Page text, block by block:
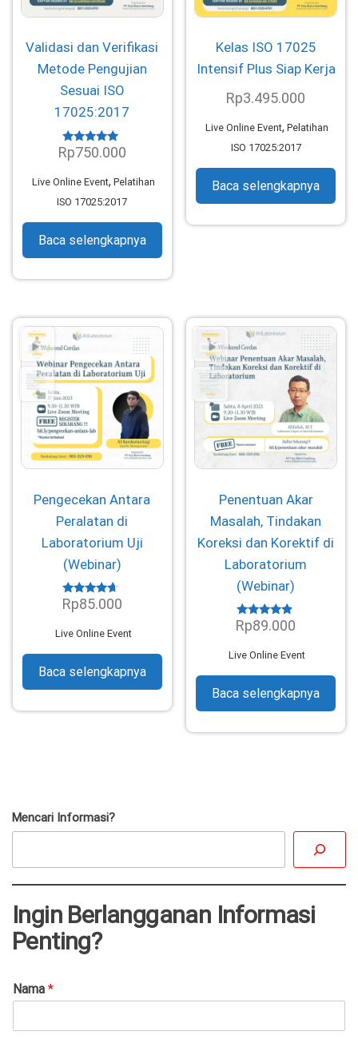
Validasi dan Verifikasi
Metode Pengujian
Sesuai ISO
17025:2017
Dinilai
Rp750.000
Live Online Event, Pelatihan
ISO 17025:2017
Baca selengkapnya
Kelas ISO 17025
Intensif Plus Siap Kerja
Rp3.495.000
Live Online Event, Pelatihan
ISO 17025:2017
Baca selengkapnya
Pengecekan Antara
Peralatan di
Laboratorium Uji
(Webinar)
Dinilai
Rp85.000
Live Online Event
Baca selengkapnya
Penentuan Akar
Masalah, Tindakan
Koreksi dan Korektif di
Laboratorium
(Webinar)
Dinilai
Rp89.000
Live Online Event
Baca selengkapnya
Mencari Informasi?
Ingin Berlangganan Informasi
Penting?
Nama *